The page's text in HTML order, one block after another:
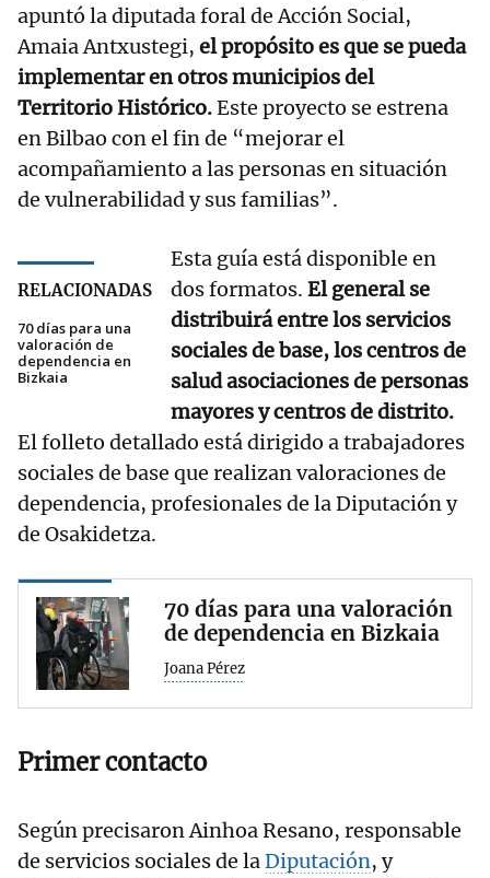
apuntó la diputada foral de Acción Social,
Amaia Antxustegi, el propósito es que se pueda
implementar en otros municipios del
Territorio Histórico.Este proyecto se estrena
en Bilbao con el fin de “mejorar el
acompañamiento a las personas en situación
de vulnerabilidad y sus familias”.
RELACIONADAS
70 días para una
valoración de
dependencia en
Bizkaia
Esta guía está disponible en
dos formatos. El general se
distribuirá entre los servicios
sociales de base, los centros de
salud asociaciones de personas
mayores y centros de distrito.
El folleto detallado está dirigido a trabajadores
sociales de base que realizan valoraciones de
dependencia, profesionales de la Diputación y
de Osakidetza.
70 días para una valoración
de dependencia en Bizkaia
Joana Pérez
Primer contacto
Según precisaron Ainhoa Resano, responsable
de servicios sociales de laDiputación, y